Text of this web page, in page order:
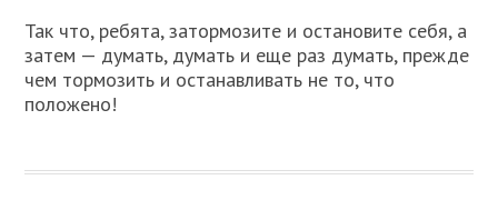
Так что, ребята, затормозите и остановите себя, а
затем — думать, думать и еще раз думать, прежде
чем тормозить и останавливать не то, что
положено!